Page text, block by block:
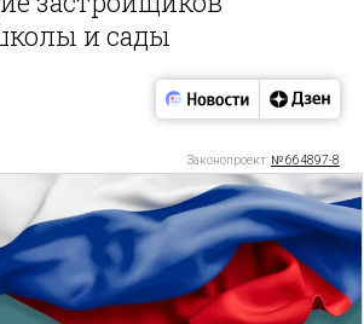
и сады
Законопроект: № 664897-8